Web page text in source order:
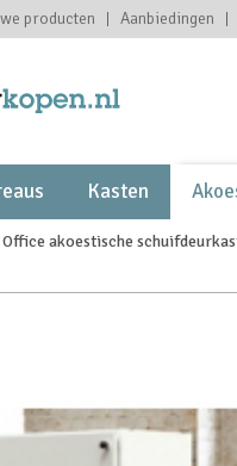
producten Aanbiedingen
Kasten
Office akoestische